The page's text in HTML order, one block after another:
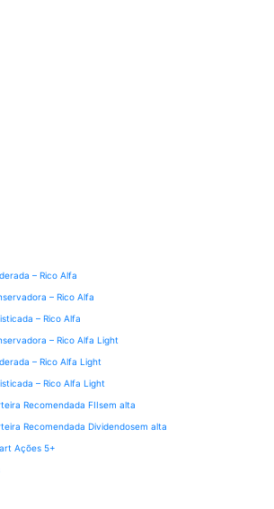
– Rico Alfa
– Rico Alfa
– Rico Alfa
– Rico Alfa Light
– Rico Alfa Light
– Rico Alfa Light
Recomendada FIIsem alta
Recomendada Dividendosem alta
Ações 5+